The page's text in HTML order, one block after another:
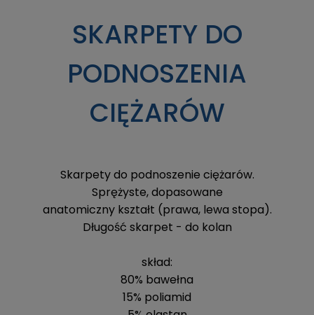
SKARPETY DO
PODNOSZENIA
CIĘŻARÓW
Skarpety do podnoszenie ciężarów.
Sprężyste, dopasowane
anatomiczny kształt (prawa, lewa stopa).
Długość skarpet - do kolan
skład:
80% bawełna
15% poliamid